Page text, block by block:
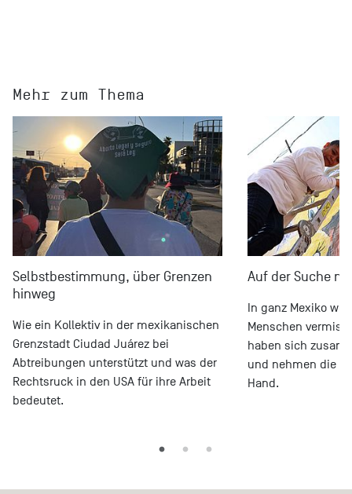
Mehr zum Thema
Selbstbestimmung, über Grenzen
hinweg
Wie ein Kollektiv in der mexikanischen
Grenzstadt Ciudad Juárez bei
Abtreibungen unterstützt und was der
Rechtsruck in den USA für ihre Arbeit
bedeutet.
Auf der Suche
In ganz Mexiko
Menschen
haben sich
und nehmen die
Hand.